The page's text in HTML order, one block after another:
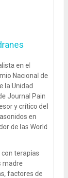
en el
Nacional de
la Unidad
Journal Pain
y crítico del
en
de las World
terapias
madre
factores de